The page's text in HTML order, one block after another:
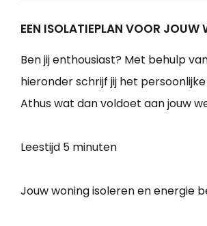
EEN ISOLATIEPLAN VOOR JOUW
Ben jij enthousiast? Met behulp
hieronder schrijf jij het
Athus wat dan voldoet aan jouw
Leestijd 5 minuten
Jouw woning isoleren en energie